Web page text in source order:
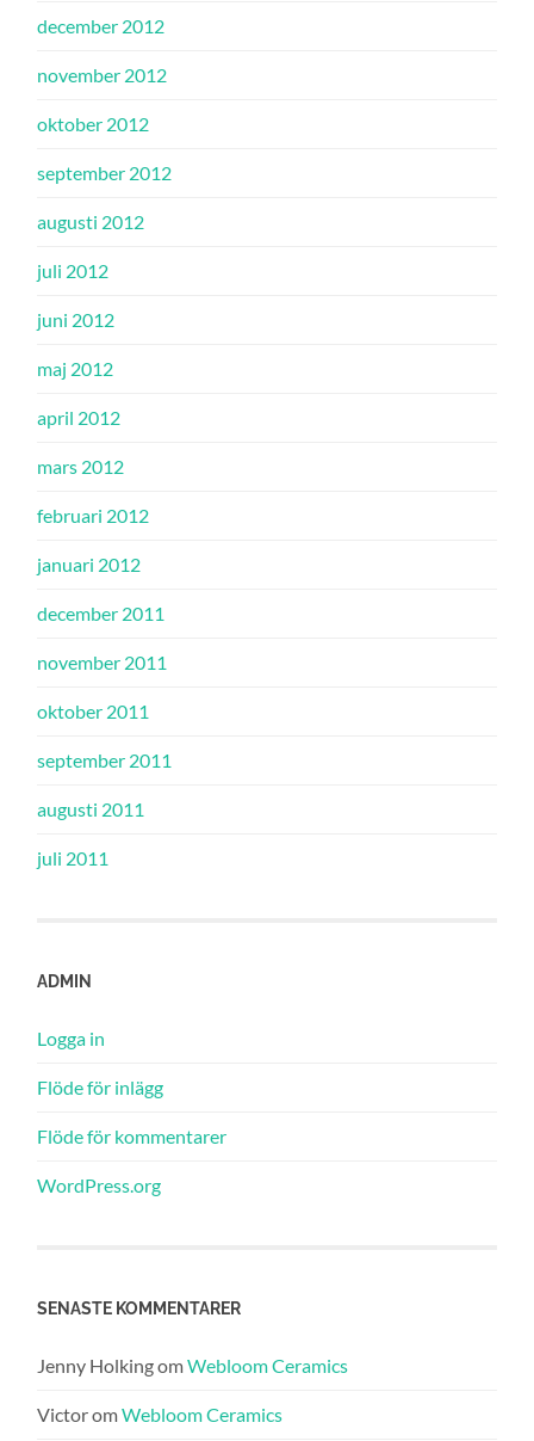
december 2012
november 2012
oktober 2012
september 2012
augusti 2012
juli 2012
juni 2012
maj 2012
april 2012
mars 2012
februari 2012
januari 2012
december 2011
november 2011
oktober 2011
september 2011
augusti 2011
juli 2011
ADMIN
Logga in
Flöde för inlägg
Flöde för kommentarer
WordPress.org
SENASTE KOMMENTARER
Jenny HolkingomWebloom Ceramics
VictoromWebloom Ceramics